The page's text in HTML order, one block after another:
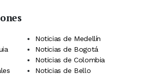
Noticias de Medellín
Noticias de Bogotá
Noticias de Colombia
Noticias de Bello